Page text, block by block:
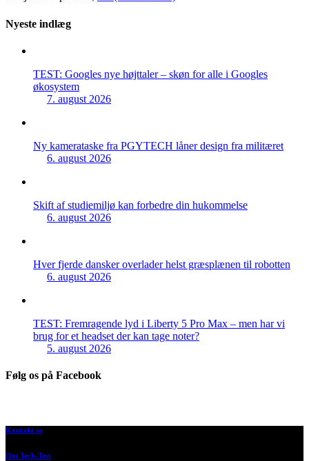
Nyeste indlæg
TEST: Googles nye højttaler – skøn for alle i Googles
økosystem
7. august 2026
Ny kamerataske fra PGYTECH låner design fra militæret
6. august 2026
Skift af studiemiljø kan forbedre din hukommelse
6. august 2026
Hver fjerde dansker overlader helst græsplænen til robotten
6. august 2026
TEST: Fremragende lyd i Liberty 5 Pro Max – men har vi
brug for et headset der kan tage noter?
5. august 2026
Følg os på Facebook
Kontakt os
Om Tech-Test